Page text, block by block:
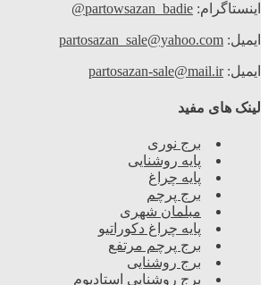
partowsazan_badie@
partosazan_sale@yahoo.com
partosazan-sale@mail.ir
های مفید
برج نوری
پایه روشنایی
پایه چراغ
برج پرچم
مبلمان شهری
پایه چراغ دکوراتیو
برج پرچم مرتفع
برج روشنایی
برج روشنایی استادیوم